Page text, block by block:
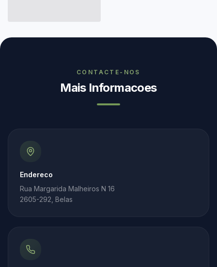
CONTACTE-NOS
Mais Informacoes
Endereco
Rua Margarida Malheiros N 16
2605-292, Belas